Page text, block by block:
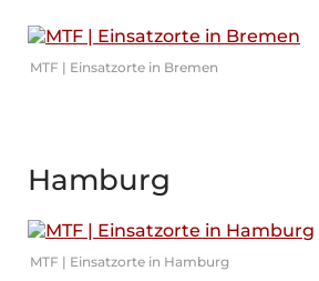
MTF | Einsatzorte in Bremen
Hamburg
MTF | Einsatzorte in Hamburg